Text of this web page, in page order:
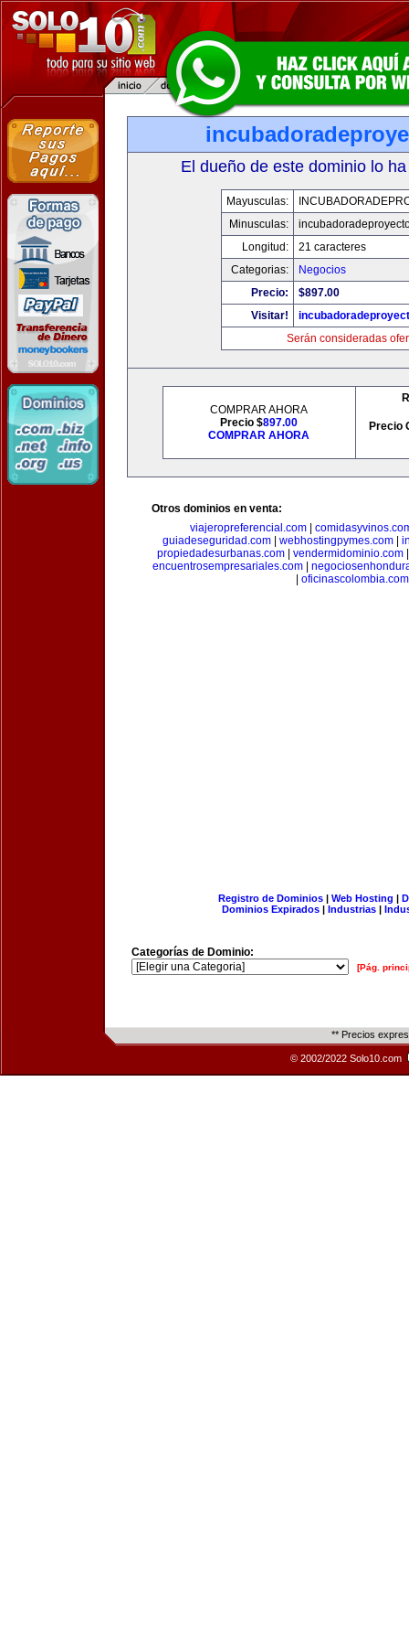
El dueño de este dominio lo
Mayusculas:
Minusculas:
Longitud:
21 caracteres
Categorias:
Negocios
Precio:
$897.00
Visitar!
Serán consideradas
COMPRAR AHORA
Precio $897.00
COMPRAR AHORA
Precio
Otros dominios en venta:
viajeropreferencial.com
guiadeseguridad.com| webhostingpymes.com|
propiedadesurbanas.com
vendermidominio.com
encuentrosempresariales.com|
oficinascolombia.com
Registro de Dominios| Web Hosting |
Dominios Expirados | Industrias |
Categorías de Dominio:
[Pág.
** Precios
© 2002/2022 Solo10.com